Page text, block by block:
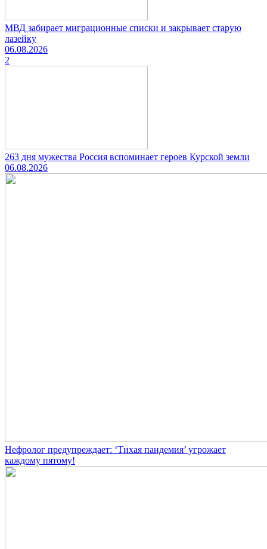
МВД забирает миграционные списки и закрывает старую
лазейку
06.08.2026
2
263 дня мужества Россия вспоминает героев Курской земли
06.08.2026
Нефролог предупреждает: ‘Тихая пандемия’ угрожает
каждому пятому!